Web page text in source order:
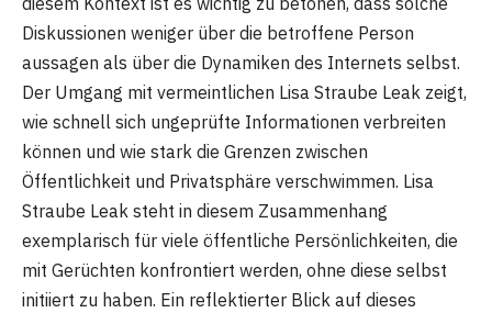
Diskussionen weniger über die betroffene Person
aussagen als über die Dynamiken des Internets selbst.
Der Umgang mit vermeintlichen Lisa Straube Leak zeigt,
wie schnell sich ungeprüfte Informationen verbreiten
können und wie stark die Grenzen zwischen
Öffentlichkeit und Privatsphäre verschwimmen. Lisa
Straube Leak steht in diesem Zusammenhang
exemplarisch für viele öffentliche Persönlichkeiten, die
mit Gerüchten konfrontiert werden, ohne diese selbst
initiiert zu haben. Ein reflektierter Blick auf dieses